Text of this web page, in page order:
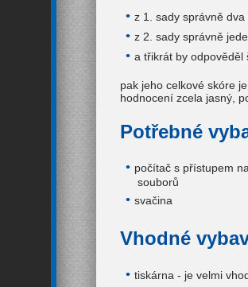
z 1. sady správně
z 2. sady správně
a třikrát by odpověděl
pak jeho celkové skóre
hodnocení zcela jasný,
Potřebné
počítač s přístupem
souborů
svačina
Vhodné
tiskárna - je velmi